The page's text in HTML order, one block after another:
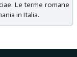
Le terme romane
in Italia.